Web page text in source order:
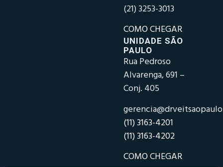
(21) 3253-3013
COMO CHEGAR
UNIDADE SÃO
PAULO
Rua Pedroso
Alvarenga, 691 –
Conj. 405
(11) 3163-4201
(11) 3163-4202
COMO CHEGAR